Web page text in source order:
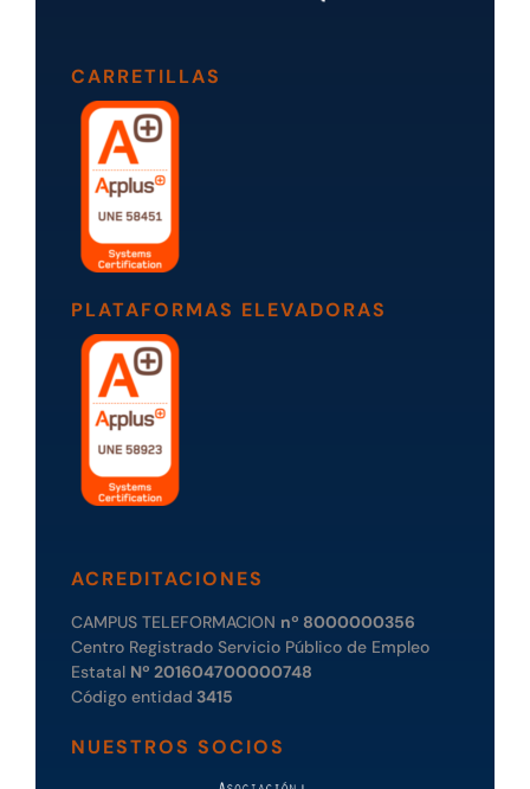
CARRETILLAS
PLATAFORMAS ELEVADORAS
ACREDITACIONES
CAMPUS TELEFORMACION nº 8000000356
Centro Registrado Servicio Público de Empleo
Estatal Nº 201604700000748
Código entidad 3415
NUESTROS SOCIOS